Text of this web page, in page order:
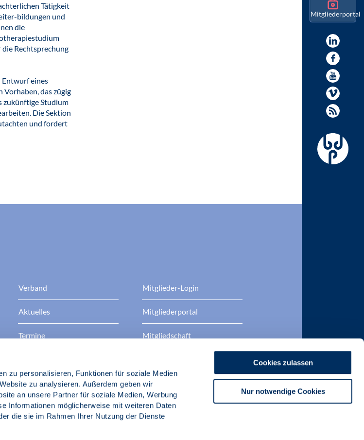
zu personalisieren, Funktionen für soziale Medien
zu analysieren. Außerdem geben wir
an unsere Partner für soziale Medien, Werbung
Informationen möglicherweise mit weiteren Daten
die sie im Rahmen Ihrer Nutzung der Dienste
Cookies zulassen
Nur notwendige Cookies
Tätigkeit
bildungen und
die
Rechtsprechung
Entwurf eines
Vorhaben, das zügig
zukünftige Studium
Die Sektion
und fordert
Verband
Aktuelles
Termine
Berufsethik
Fach- und Berufspolitik
Mitglieder-Login
Mitgliederportal
Mitgliedschaft
BDP Zertifizierungen
Mitgliederportal